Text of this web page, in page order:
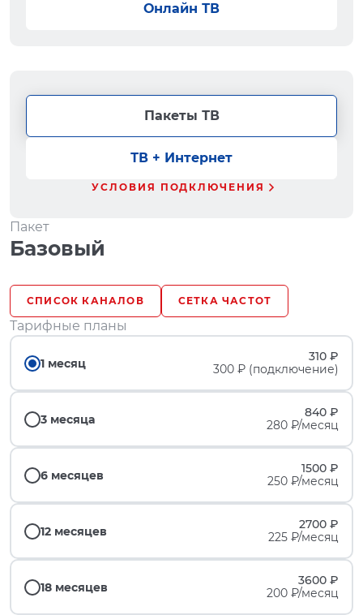
Онлайн ТВ
Пакеты ТВ
ТВ + Интернет
УСЛОВИЯ ПОДКЛЮЧЕНИЯ
Пакет
Базовый
СПИСОК КАНАЛОВ СЕТКА ЧАСТОТ
Тарифные планы
1 месяц
310 ₽
300 ₽ (подключение)
3 месяца
840 ₽
280 ₽/месяц
6 месяцев
1500 ₽
250 ₽/месяц
12 месяцев
2700 ₽
225 ₽/месяц
18 месяцев
3600 ₽
200 ₽/месяц